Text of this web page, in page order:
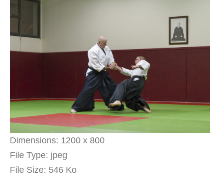
Dimensions: 1200 x 800
File Type: jpeg
File Size: 546 Ko